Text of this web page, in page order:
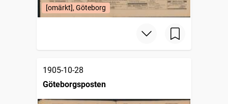
[omärkt], Göteborg
1905-10-28
Göteborgsposten